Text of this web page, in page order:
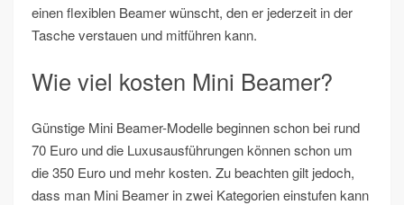
einen flexiblen Beamer wünscht, den er jederzeit in der
Tasche verstauen und mitführen kann.
Wie viel kosten Mini Beamer?
Günstige Mini Beamer-Modelle beginnen schon bei rund
70 Euro und die Luxusausführungen können schon um
die 350 Euro und mehr kosten. Zu beachten gilt jedoch,
dass man Mini Beamer in zwei Kategorien einstufen kann